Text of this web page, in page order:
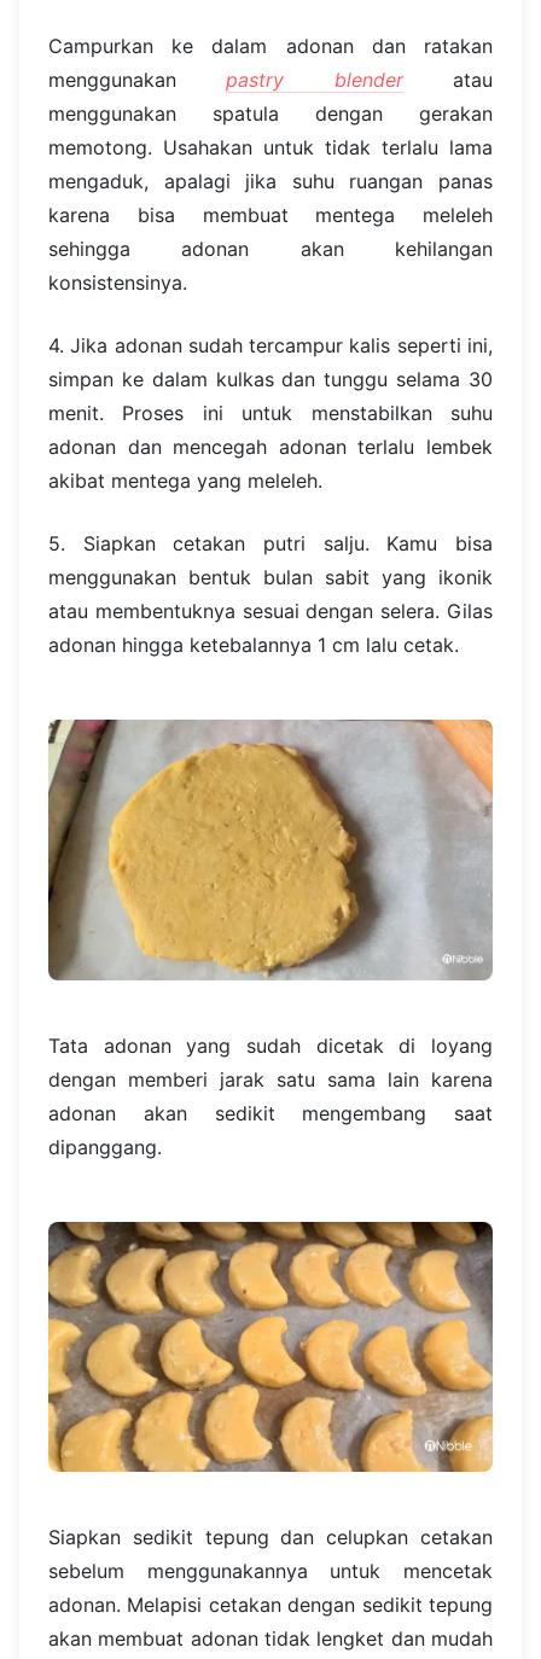
Campurkan ke dalam adonan dan ratakan
menggunakanpastry blender
atau
menggunakan spatula dengan gerakan
memotong. Usahakan untuk tidak terlalu lama
mengaduk, apalagi jika suhu ruangan panas
karena bisa membuat mentega meleleh
sehingga adonan akan kehilangan
konsistensinya.
4. Jika adonan sudah tercampur kalis seperti ini,
simpan ke dalam kulkas dan tunggu selama 30
menit. Proses ini untuk menstabilkan suhu
adonan dan mencegah adonan terlalu lembek
akibat mentega yang meleleh.
5. Siapkan cetakan putri salju. Kamu bisa
menggunakan bentuk bulan sabit yang ikonik
atau membentuknya sesuai dengan selera. Gilas
adonan hingga ketebalannya 1 cm lalu cetak.
Tata adonan yang sudah dicetak di loyang
dengan memberi jarak satu sama lain karena
adonan akan sedikit mengembang saat
dipanggang.
Siapkan sedikit tepung dan celupkan cetakan
sebelum menggunakannya untuk mencetak
adonan. Melapisi cetakan dengan sedikit tepung
akan membuat adonan tidak lengket dan mudah